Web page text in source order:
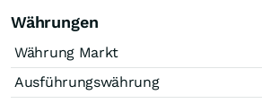
Währungen
Währung Markt
Ausführungswährung